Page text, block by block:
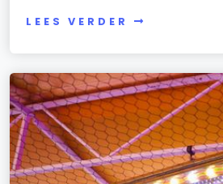
LEES VERDER